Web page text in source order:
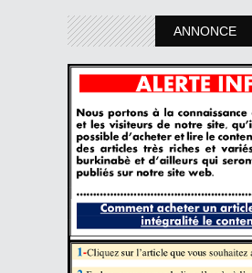
ANNONCE